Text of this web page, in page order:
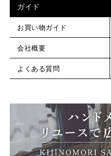
ガイド
お買い物ガイド
会社概要
よくある質問